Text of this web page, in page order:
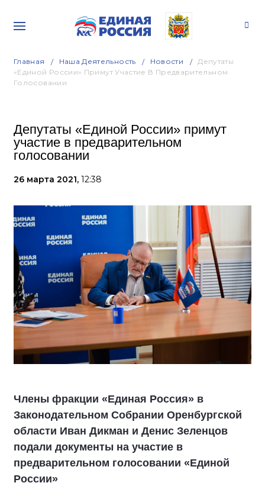
Главная Наша Деятельность Новости
Депутаты
«Единой России» Примут Участие В Предварительном
Голосовании
Депутаты «Единой России» примут
участие в предварительном
голосовании
26 марта 2021, 12:38
Члены фракции «Единая Россия» в
Законодательном Собрании Оренбургской
области Иван Дикман и Денис Зеленцов
подали документы на участие в
предварительном голосовании «Единой
России»